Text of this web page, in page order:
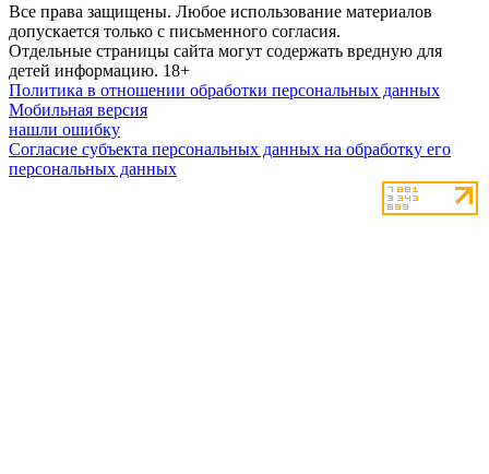
Все права защищены. Любое использование материалов
допускается только с письменного согласия.
Отдельные страницы сайта могут содержать вредную для
детей информацию. 18+
Политика в отношении обработки персональных данных
Мобильная версия
нашли ошибку
Согласие субъекта персональных данных на обработку его
персональных данных